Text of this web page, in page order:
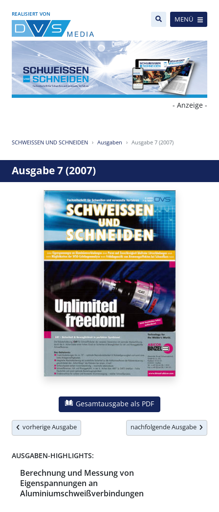
REALISIERT VON
MENÜ
- Anzeige -
SCHWEISSEN UND SCHNEIDEN Ausgaben Ausgabe 7 (2007)
Ausgabe 7 (2007)
Gesamtausgabe als PDF
vorherige Ausgabe nachfolgende Ausgabe
AUSGABEN-HIGHLIGHTS:
Berechnung und Messung von
Eigenspannungen an
Aluminiumschweißverbindungen